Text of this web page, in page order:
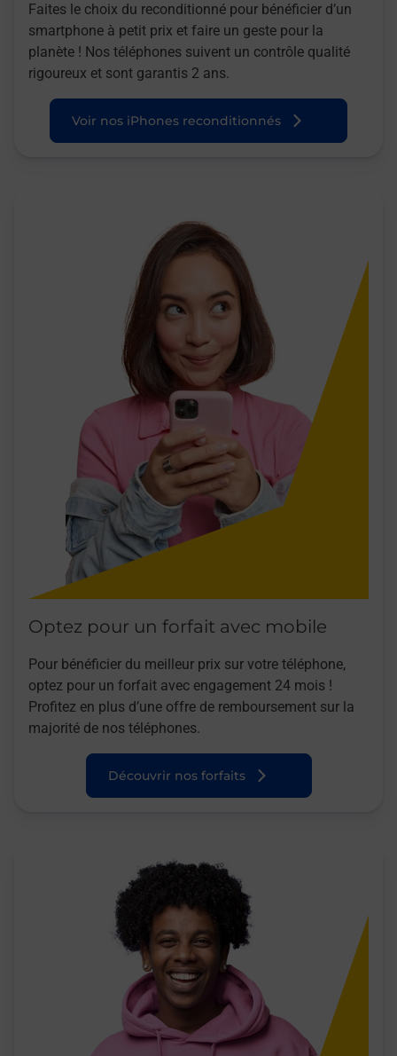
Faites le choix du reconditionné pour bénéficier d’un
smartphone à petit prix et faire un geste pour la
planète ! Nos téléphones suivent un contrôle qualité
rigoureux et sont garantis 2 ans.
Voir nos iPhones reconditionnés
Optez pour un forfait avec mobile
Pour bénéficier du meilleur prix sur votre téléphone,
optez pour un forfait avec engagement 24 mois !
Profitez en plus d’une offre de remboursement sur la
majorité de nos téléphones.
Découvrir nos forfaits